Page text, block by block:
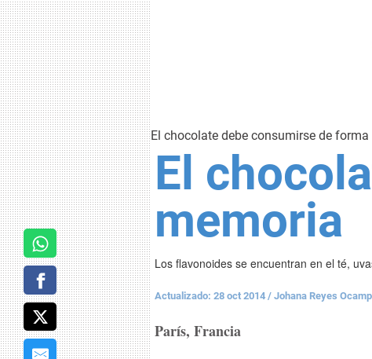
El chocolate debe consumirse de forma
El
memoria
Los flavonoides se encuentran en el té,
Actualizado: 28 oct 2014 / Johana Reyes
París, Francia